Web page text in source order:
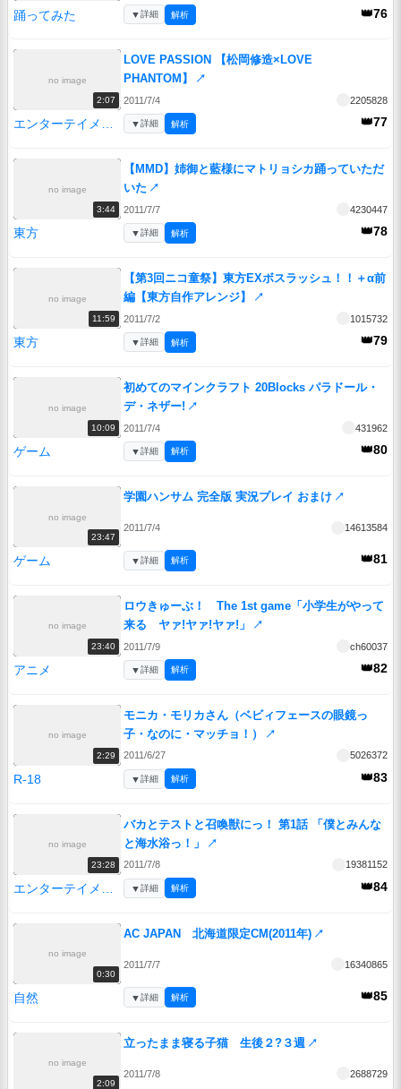
踊ってみた 👑76
▼詳細 解析
no image
2:07
LOVE PASSION 【松岡修造×LOVE
PHANTOM】
↗
2011/7/4 2205828
エンターテイメント 👑77
▼詳細 解析
no image
3:44
【MMD】姉御と藍様にマトリョシカ踊っていただ
いた ↗
2011/7/7 4230447
東方 👑78
▼詳細 解析
no image
11:59
【第3回ニコ童祭】東方EXボスラッシュ！！＋α前
編【東方自作アレンジ】
↗
2011/7/2 1015732
東方 👑79
▼詳細 解析
no image
10:09
初めてのマインクラフト 20Blocks パラドール・
デ・ネザー! ↗
2011/7/4 431962
ゲーム 👑80
▼詳細 解析
no image
23:47
学園ハンサム 完全版 実況プレイ おまけ ↗
2011/7/4 14613584
ゲーム 👑81
▼詳細 解析
no image
23:40
ロウきゅーぶ！ The 1st game「小学生がやって
来る ヤァ!ヤァ!ヤァ!」
↗
2011/7/9 ch60037
アニメ 👑82
▼詳細 解析
no image
2:29
モニカ・モリカさん（ベビィフェースの眼鏡っ
子・なのに・マッチョ！）
↗
2011/6/27 5026372
R-18 👑83
▼詳細 解析
no image
23:28
バカとテストと召喚獣にっ！ 第1話 「僕とみんな
と海水浴っ！」
↗
2011/7/8 19381152
👑84
▼詳細 解析
no image
0:30
AC JAPAN 北海道限定CM(2011年) ↗
2011/7/7 16340865
自然 👑85
▼詳細 解析
no image
2:09
立ったまま寝る子猫 生後２?３週 ↗
2011/7/8 2688729